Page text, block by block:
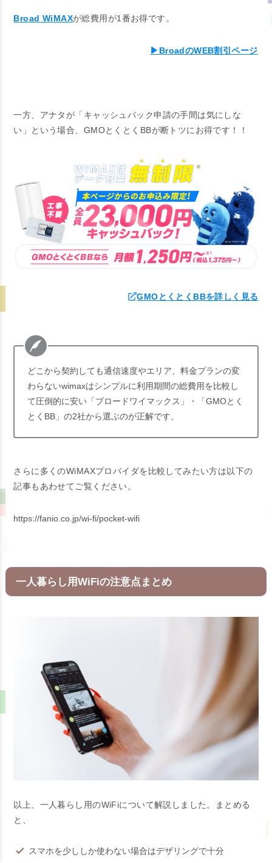
Broad WiMAXが総費用が1番お得です。
▶BroadのWEB割引ページ
一方、アナタが「キャッシュバック申請の手間は気にしな
い」という場合、GMOとくとくBBが断トツにお得です！！
GMOとくとくBBを詳しく見る
どこから契約しても通信速度やエリア、料金プランの変
わらないwimaxはシンプルに利用期間の総費用を比較し
て圧倒的に安い「ブロードワイマックス」・「GMOとく
とくBB」の2社から選ぶのが正解です。
さらに多くのWiMAXプロバイダを比較してみたい方は以下の
記事もあわせてご覧ください。
https://fanio.co.jp/wi-fi/pocket-wifi
一人暮らし用WiFiの注意点まとめ
以上、一人暮らし用のWiFiについて解説しました。まとめる
と、
スマホを少ししか使わない場合はデザリングで十分